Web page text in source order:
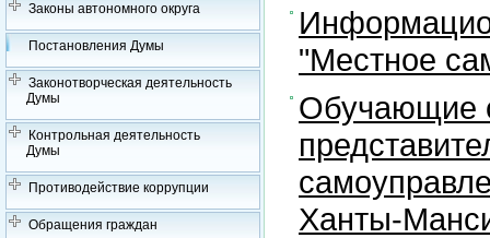
Законы автономного округа
Постановления Думы
Законотворческая деятельность
Думы
Контрольная деятельность
Думы
Противодействие коррупции
Обращения граждан
"Местное
Обучающие
Ханты-